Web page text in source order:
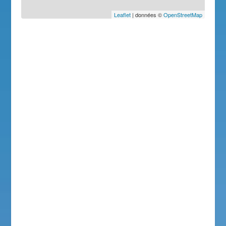
Leaflet| données ©OpenStreetMap